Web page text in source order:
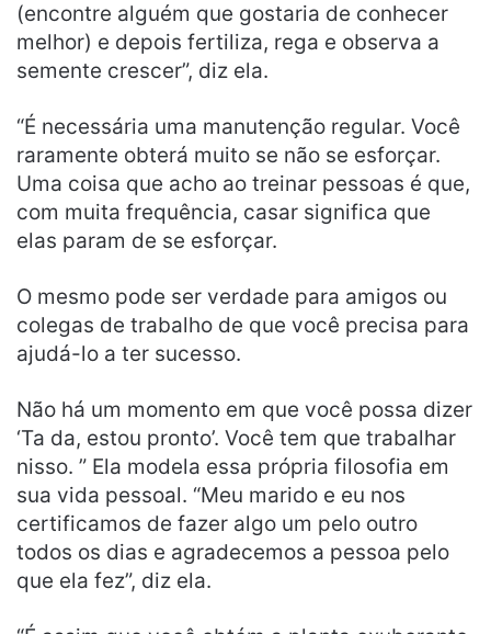
(encontre alguém que gostaria de conhecer
melhor) e depois fertiliza, rega e observa a
semente crescer”, diz ela.
“É necessária uma manutenção regular. Você
raramente obterá muito se não se esforçar.
Uma coisa que acho ao treinar pessoas é que,
com muita frequência, casar significa que
elas param de se esforçar.
O mesmo pode ser verdade para amigos ou
colegas de trabalho de que você precisa para
ajudá-lo a ter sucesso.
Não há um momento em que você possa dizer
‘Ta da, estou pronto’. Você tem que trabalhar
nisso. ” Ela modela essa própria filosofia em
sua vida pessoal. “Meu marido e eu nos
certificamos de fazer algo um pelo outro
todos os dias e agradecemos a pessoa pelo
que ela fez”, diz ela.